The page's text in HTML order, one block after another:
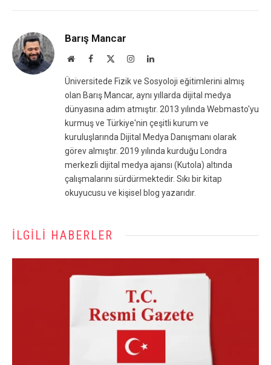
Barış Mancar
WebsiteFacebook InstagramLinkedIn
Üniversitede Fizik ve Sosyoloji eğitimlerini almış
olan Barış Mancar, aynı yıllarda dijital medya
dünyasına adım atmıştır. 2013 yılında Webmasto'yu
kurmuş ve Türkiye'nin çeşitli kurum ve
kuruluşlarında Dijital Medya Danışmanı olarak
görev almıştır. 2019 yılında kurduğu Londra
merkezli dijital medya ajansı (Kutola) altında
çalışmalarını sürdürmektedir. Sıkı bir kitap
okuyucusu ve kişisel blog yazarıdır.
İLGILI HABERLER